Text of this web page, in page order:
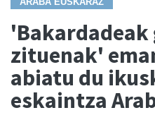
zituenak'
abiatu du
eskaintza